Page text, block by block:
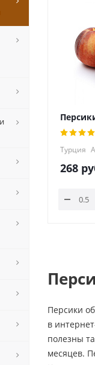
Турция
268
Персики
в
полезны
месяцев.